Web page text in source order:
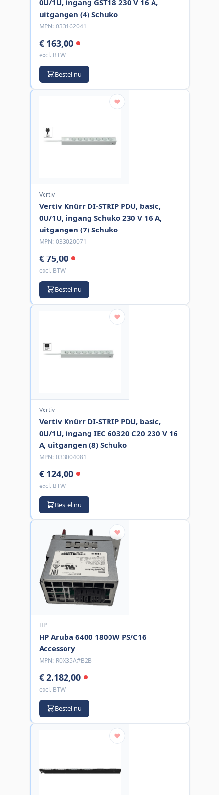
0U/1U, ingang GST18 230 V 16 A,
uitgangen (4) Schuko
MPN: 033162041
€ 163,00
excl. BTW
Bestel nu
Vertiv
Vertiv Knürr DI-STRIP PDU, basic,
0U/1U, ingang Schuko 230 V 16 A,
uitgangen (7) Schuko
MPN: 033020071
€ 75,00
excl. BTW
Bestel nu
Vertiv
Vertiv Knürr DI-STRIP PDU, basic,
0U/1U, ingang IEC 60320 C20 230 V 16
A, uitgangen (8) Schuko
MPN: 033004081
€ 124,00
excl. BTW
Bestel nu
HP
HP Aruba 6400 1800W PS/C16
Accessory
MPN: R0X35A#B2B
€ 2.182,00
excl. BTW
Bestel nu